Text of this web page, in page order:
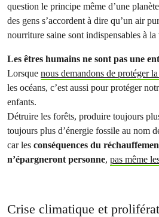
question le principe même d’une
des gens s’accordent à dire qu’un air
nourriture saine sont indispensables à la
Les êtres humains ne sont pas une
Lorsque nous demandons de protéger
les océans, c’est aussi pour protéger
enfants.
Détruire les forêts, produire toujours
toujours plus d’énergie fossile au nom
car les conséquences du
n’épargneront personne, pas même
Crise climatique et